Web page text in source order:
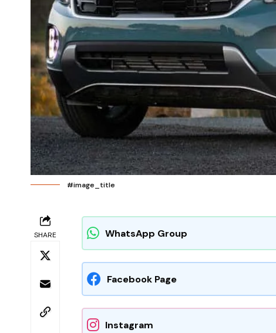
#image_title
SHARE WhatsApp Group
Facebook Page
Instagram